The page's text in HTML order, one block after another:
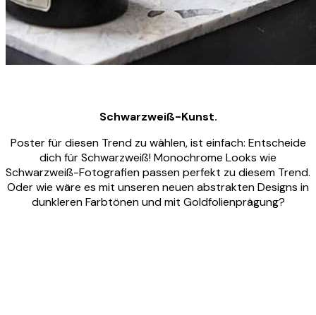
Schwarzweiß-Kunst.
Poster für diesen Trend zu wählen, ist einfach: Entscheide
dich für Schwarzweiß! Monochrome Looks wie
Schwarzweiß-Fotografien passen perfekt zu diesem Trend.
Oder wie wäre es mit unseren neuen abstrakten Designs in
dunkleren Farbtönen und mit Goldfolienprägung?